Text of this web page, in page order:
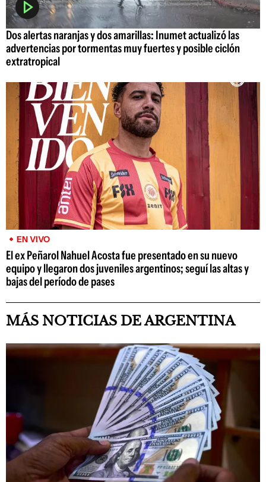
Dos alertas naranjas y dos amarillas: Inumet actualizó las
advertencias por tormentas muy fuertes y posible ciclón
extratropical
EN VIVO
El ex Peñarol Nahuel Acosta fue presentado en su nuevo
equipo y llegaron dos juveniles argentinos; seguí las altas y
bajas del período de pases
MÁS NOTICIAS DE ARGENTINA